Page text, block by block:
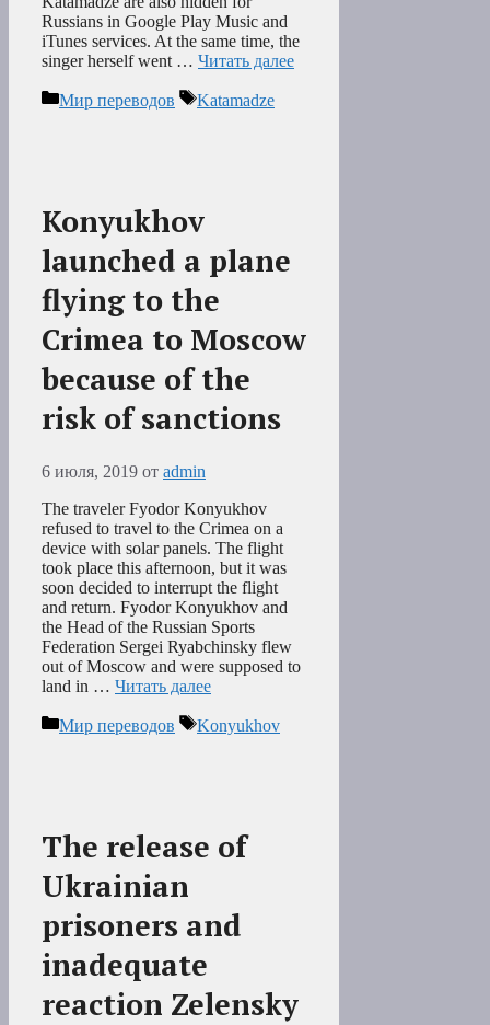
Russians in Google Play Music and
iTunes services. At the same time, the
singer herself went … Читать далее
Рубрики
Мир переводов Метки
Katamadze
Konyukhov
launched a plane
flying to the
Crimea to Moscow
because of the
risk of sanctions
6 июля, 2019 от admin
The traveler Fyodor Konyukhov
refused to travel to the Crimea on a
device with solar panels. The flight
took place this afternoon, but it was
soon decided to interrupt the flight
and return. Fyodor Konyukhov and
the Head of the Russian Sports
Federation Sergei Ryabchinsky flew
out of Moscow and were supposed to
land in … Читать далее
Рубрики
Мир переводов Метки
Konyukhov
The release of
Ukrainian
prisoners and
inadequate
reaction Zelensky